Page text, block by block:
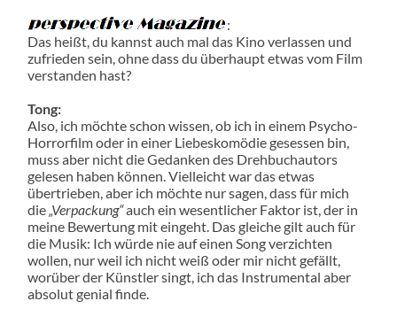
:
Das heißt, du kannst auch mal das Kino verlassen und
zufrieden sein, ohne dass du überhaupt etwas vom Film
verstanden hast?
Tong:
Also, ich möchte schon wissen, ob ich in einem Psycho-
Horrorfilm oder in einer Liebeskomödie gesessen bin,
muss aber nicht die Gedanken des Drehbuchautors
gelesen haben können. Vielleicht war das etwas
übertrieben, aber ich möchte nur sagen, dass für mich
die Verpackung auch ein wesentlicher Faktor ist, der in
meine Bewertung mit eingeht. Das gleiche gilt auch für
die Musik: Ich würde nie auf einen Song verzichten
wollen, nur weil ich nicht weiß oder mir nicht gefällt,
worüber der Künstler singt, ich das Instrumental aber
absolut genial finde.